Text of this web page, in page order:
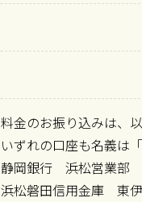
料金のお振り込みは、
いずれの口座も名義は
静岡銀行 浜松営業部
浜松磐田信用金庫 東